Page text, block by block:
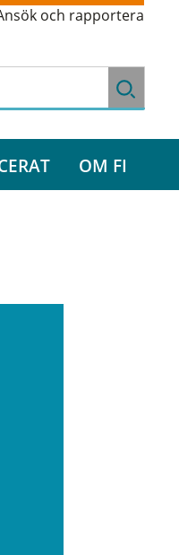
och rapportera
OM FI